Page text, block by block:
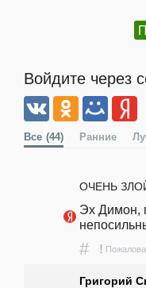
Войдите через
Все (44) Ранние
ОЧЕНЬ
Эх Димон,
# !
Григорий